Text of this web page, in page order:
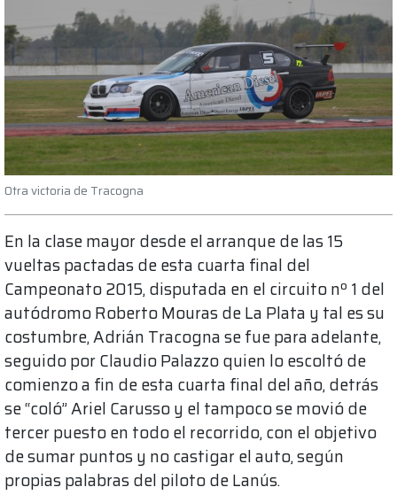
Otra victoria de Tracogna
En la clase mayor desde el arranque de las 15
vueltas pactadas de esta cuarta final del
Campeonato 2015, disputada en el circuito nº 1 del
autódromo Roberto Mouras de La Plata y tal es su
costumbre, Adrián Tracogna se fue para adelante,
seguido por Claudio Palazzo quien lo escoltó de
comienzo a fin de esta cuarta final del año, detrás
se “coló” Ariel Carusso y el tampoco se movió de
tercer puesto en todo el recorrido, con el objetivo
de sumar puntos y no castigar el auto, según
propias palabras del piloto de Lanús.